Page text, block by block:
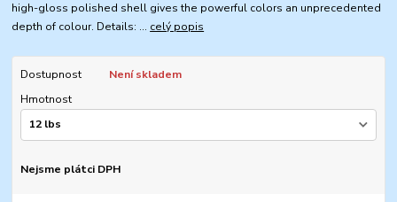
high-gloss polished shell gives the powerful colors an unprecedented
depth of colour. Details: ... celý popis
Dostupnost
Není skladem
Hmotnost
Nejsme plátci DPH